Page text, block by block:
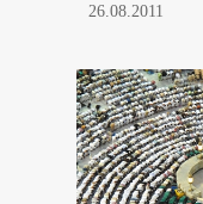
26.08.2011